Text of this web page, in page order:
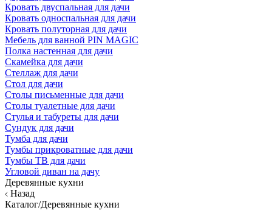
Кровать двуспальная для дачи
Кровать односпальная для дачи
Кровать полуторная для дачи
Мебель для ванной PIN MAGIC
Полка настенная для дачи
Скамейка для дачи
Стеллаж для дачи
Стол для дачи
Столы письменные для дачи
Столы туалетные для дачи
Стулья и табуреты для дачи
Сундук для дачи
Тумба для дачи
Тумбы прикроватные для дачи
Тумбы ТВ для дачи
Угловой диван на дачу
Деревянные кухни
Назад
Каталог/Деревянные кухни